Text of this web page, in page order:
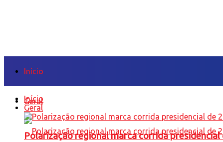
Início
Geral
Início
Geral
Polarização regional marca corrida